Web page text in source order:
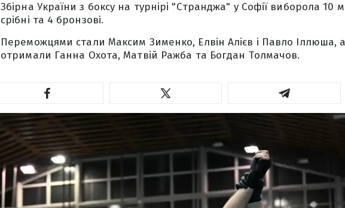
Збірна України з боксу на турнірі "Странджа" у Софії виборола 10
срібні та 4 бронзові.
Переможцями стали Максим Зименко, Елвін Алієв і Павло Іллюша, а
отримали Ганна Охота, Матвій Ражба та Богдан Толмачов.